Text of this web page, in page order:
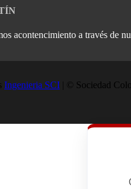
acontencimiento a través de
Ingenieria SCI | © Sociedad